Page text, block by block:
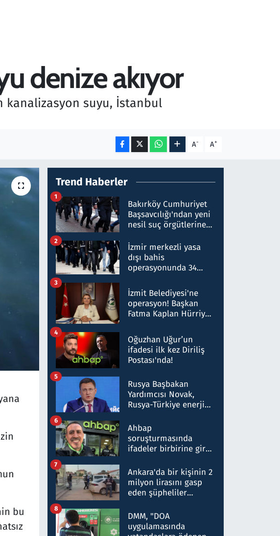
denize akıyor
kanalizasyon suyu, İstanbul
A- A+
bu
Trend Haberler
Bakırköy Cumhuriyet
Başsavcılığı'ndan yeni
nesil suç örgütlerine
hakkında gözaltı kararı
1
İzmir merkezli yasa
dışı bahis
operasyonunda 34
Milyar liralık para
trafiği tespit edildi
2
İzmit Belediyesi'ne
operasyon! Başkan
Fatma Kaplan Hürriyet
3
Oğuzhan Uğur’un
ifadesi ilk kez Diriliş
Postası'nda!
4
Rusya Başbakan
Yardımcısı Novak,
Rusya-Türkiye enerji
nitelikte olduğunu
belirtti
5
Ahbap
soruşturmasında
ifadeler birbirine girdi:
ifadelerinden ortaya
çıkan tablo şok etti
6
Ankara'da bir kişinin 2
milyon lirasını gasp
eden şüpheliler
7
DMM, "DOA
uygulamasında
8